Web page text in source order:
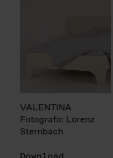
VALENTINA
Fotografo: Lorenz
Sternbach